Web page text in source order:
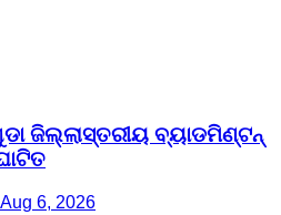
ଜିଲ୍ଲାସ୍ତରୀୟ ବ୍ୟାଡମିଣ୍ଟନ୍
6, 2026